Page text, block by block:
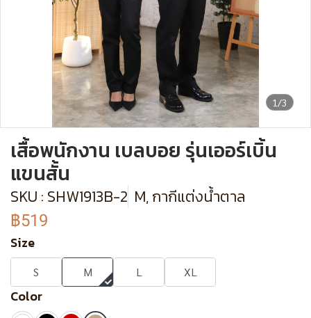
1/3
เสื้อพนักงาน เบลบอย รุ่นเออร์เบิ้น
แขนสั้น
SKU : SHW1913B-2 M, กากีแต่งน้ำตาล
฿519
Size
S M L XL
Color